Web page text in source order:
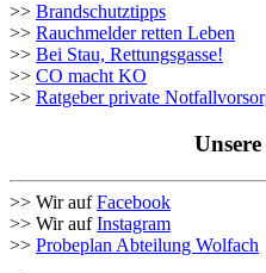
>> Brandschutztipps
>> Rauchmelder retten Leben
>> Bei Stau, Rettungsgasse!
>> CO macht KO
>> Ratgeber private
>> Wir aufFacebook
>> Wir aufInstagram
>> Probeplan Abteilung Wolfach